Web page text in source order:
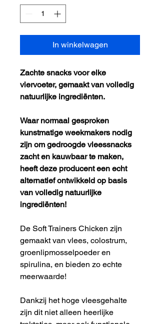
In winkelwagen
Zachte snacks voor elke
viervoeter, gemaakt van volledig
natuurlijke ingrediënten.
Waar normaal gesproken
kunstmatige weekmakers nodig
zijn om gedroogde vleessnacks
zacht en kauwbaar te maken,
heeft deze producent een echt
alternatief ontwikkeld op basis
van volledig natuurlijke
ingrediënten!
De Soft Trainers Chicken zijn
gemaakt van vlees, colostrum,
groenlipmosselpoeder en
spirulina, en bieden zo echte
meerwaarde!
Dankzij het hoge vleesgehalte
zijn dit niet alleen heerlijke